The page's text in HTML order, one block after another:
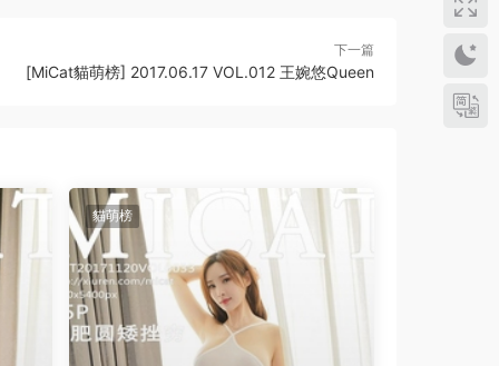
下一篇
[MiCat貓萌榜] 2017.06.17 VOL.012 王婉悠Queen
貓萌榜